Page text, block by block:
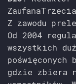
Z zawodu
Od 2004
wszystkich
poświęconych
gdzie zbiera